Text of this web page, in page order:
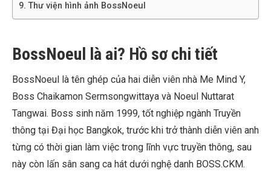
Thư viện hình ảnh BossNoeul
BossNoeul là ai? Hồ sơ chi tiết
BossNoeul là tên ghép của hai diễn viên nhà Me Mind Y,
Boss Chaikamon Sermsongwittaya và Noeul Nuttarat
Tangwai. Boss sinh năm 1999, tốt nghiệp ngành Truyền
thông tại Đại học Bangkok, trước khi trở thành diễn viên anh
từng có thời gian làm việc trong lĩnh vực truyền thông, sau
này còn lấn sân sang ca hát dưới nghệ danh BOSS.CKM.